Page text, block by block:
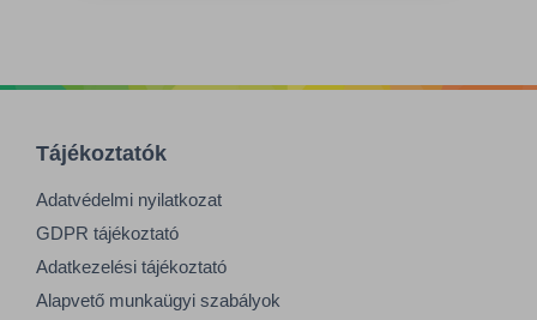
Tájékoztatók
Adatvédelmi nyilatkozat
GDPR tájékoztató
Adatkezelési tájékoztató
Alapvető munkaügyi szabályok